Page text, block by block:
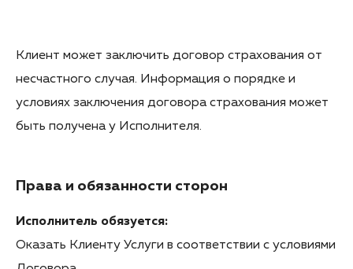
Клиент может заключить договор страхования от
несчастного случая. Информация о порядке и
условиях заключения договора страхования может
быть получена у Исполнителя.
Права и обязанности сторон
Исполнитель обязуется:
Оказать Клиенту Услуги в соответствии с условиями